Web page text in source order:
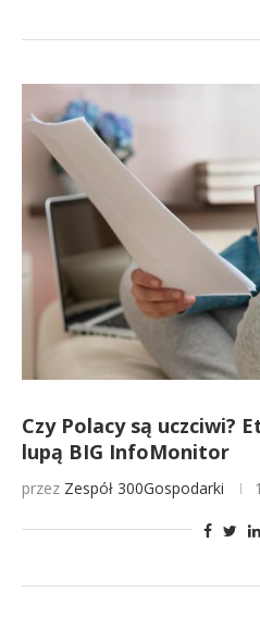
Czy Polacy są uczciwi?
lupą BIG InfoMonitor
przez Zespół 300Gospodarki